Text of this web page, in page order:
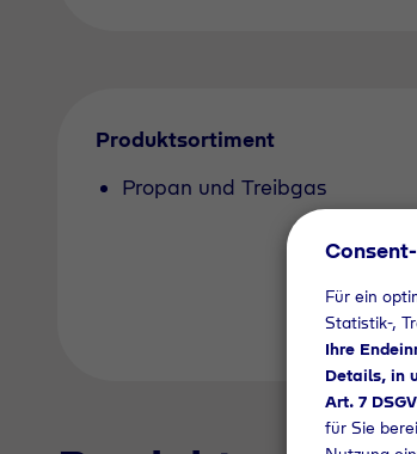
Produktsortiment
Propan und Treibgas
Für ein
Statistik-,
Ihre
Details, in
Art. 7
für Sie